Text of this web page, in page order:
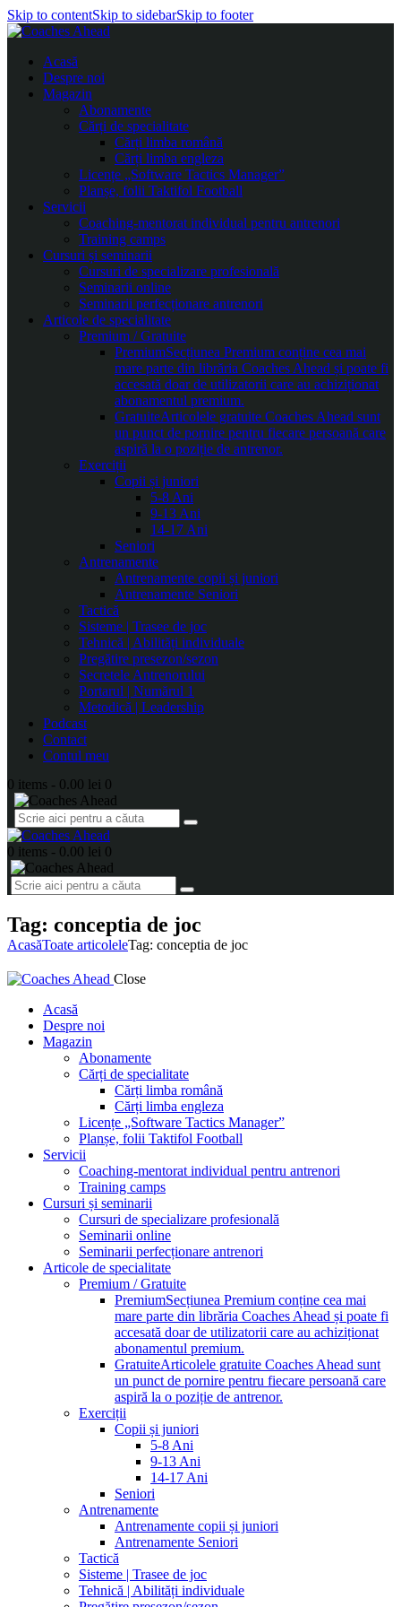
Skip to contentSkip to sidebarSkip to footer
Acasă
Despre noi
Magazin
Abonamente
Cărți de specialitate
Cărți limba română
Cărți limba engleza
Licențe „Software Tactics Manager”
Planșe, folii Taktifol Football
Servicii
Coaching-mentorat individual pentru antrenori
Training camps
Cursuri și seminarii
Cursuri de specializare profesională
Seminarii online
Seminarii perfecționare antrenori
Articole de specialitate
Premium / Gratuite
PremiumSecțiunea Premium conține cea mai
mare parte din librăria Coaches Ahead și poate fi
accesată doar de utilizatorii care au achiziționat
abonamentul premium.
GratuiteArticolele gratuite Coaches Ahead sunt
un punct de pornire pentru fiecare persoană care
aspiră la o poziție de antrenor.
Exerciții
Copii și juniori
5-8 Ani
9-13 Ani
14-17 Ani
Seniori
Antrenamente
Antrenamente copii și juniori
Antrenamente Seniori
Tactică
Sisteme | Trasee de joc
Tehnică | Abilități individuale
Pregătire presezon/sezon
Secretele Antrenorului
Portarul | Numărul 1
Metodică | Leadership
Podcast
Contact
Contul meu
0 items - 0.00 lei 0
0 items - 0.00 lei 0
Tag: conceptia de joc
AcasăToate articoleleTag: conceptia de joc
Close
Acasă
Despre noi
Magazin
Abonamente
Cărți de specialitate
Cărți limba română
Cărți limba engleza
Licențe „Software Tactics Manager”
Planșe, folii Taktifol Football
Servicii
Coaching-mentorat individual pentru antrenori
Training camps
Cursuri și seminarii
Cursuri de specializare profesională
Seminarii online
Seminarii perfecționare antrenori
Articole de specialitate
Premium / Gratuite
PremiumSecțiunea Premium conține cea mai
mare parte din librăria Coaches Ahead și poate fi
accesată doar de utilizatorii care au achiziționat
abonamentul premium.
GratuiteArticolele gratuite Coaches Ahead sunt
un punct de pornire pentru fiecare persoană care
aspiră la o poziție de antrenor.
Exerciții
Copii și juniori
5-8 Ani
9-13 Ani
14-17 Ani
Seniori
Antrenamente
Antrenamente copii și juniori
Antrenamente Seniori
Tactică
Sisteme | Trasee de joc
Tehnică | Abilități individuale